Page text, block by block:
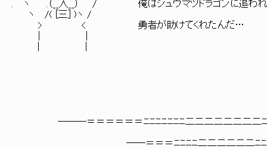
. ヽ .（__人__） / 俺はシュウマツドラゴンに追われ
ヽ /( [三] )ヽ /
> < 勇者が助けてくれたんだ…
―――＝＝＝＝＝＝ﾆﾆﾆﾆﾆﾆﾆ二二二二二二二二ﾆ
――＝＝＝ﾆﾆﾆﾆ二二二二二二ﾆﾆﾆﾆ